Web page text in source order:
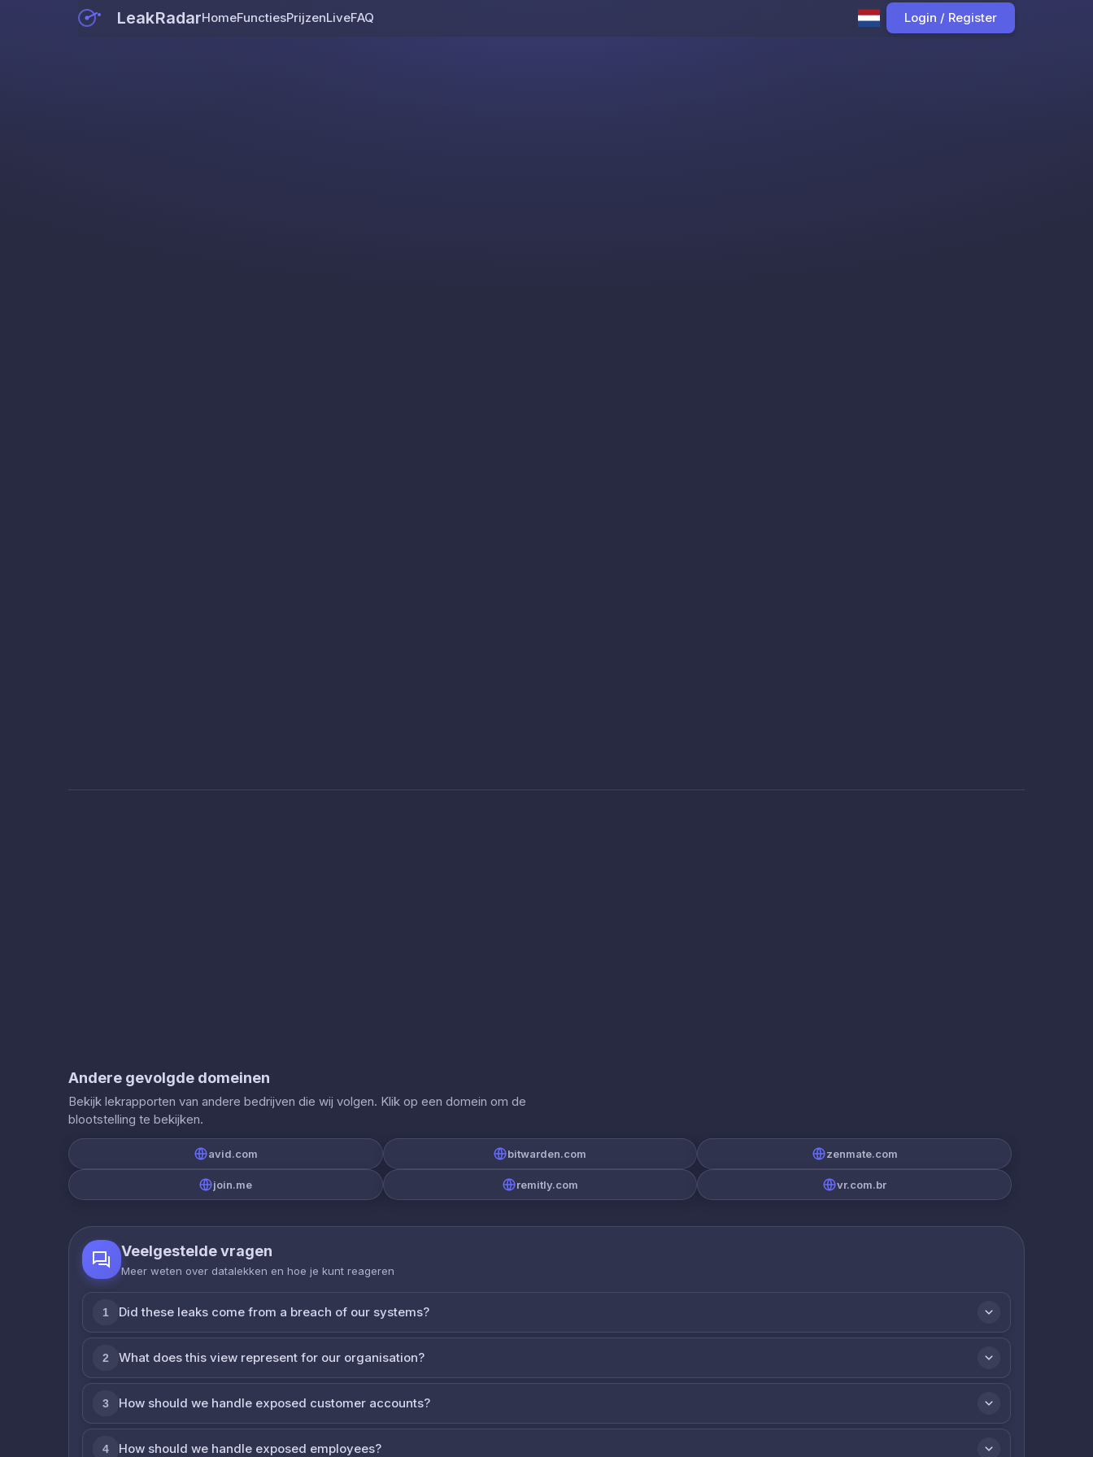
LeakRadarHomeFunctiesPrijzenLiveFAQ Login / Register
Andere gevolgde domeinen
Bekijk lekrapporten van andere bedrijven die wij volgen. Klik op een domein om de
blootstelling te bekijken.
avid.com bitwarden.com zenmate.com
join.me remitly.com vr.com.br
Veelgestelde vragen
Meer weten over datalekken en hoe je kunt reageren
1 Did these leaks come from a breach of our systems?
2 What does this view represent for our organisation?
3 How should we handle exposed customer accounts?
4 How should we handle exposed employees?